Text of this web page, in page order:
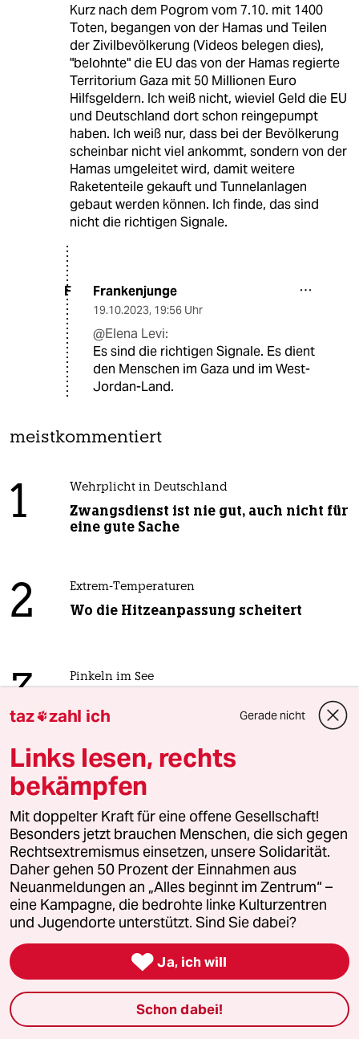
Kurz nach dem Pogrom vom 7.10. mit 1400
Toten, begangen von der Hamas und Teilen
der Zivilbevölkerung (Videos belegen dies),
"belohnte" die EU das von der Hamas regierte
Territorium Gaza mit 50 Millionen Euro
Hilfsgeldern. Ich weiß nicht, wieviel Geld die EU
und Deutschland dort schon reingepumpt
haben. Ich weiß nur, dass bei der Bevölkerung
scheinbar nicht viel ankommt, sondern von der
Hamas umgeleitet wird, damit weitere
Raketenteile gekauft und Tunnelanlagen
gebaut werden können. Ich finde, das sind
nicht die richtigen Signale.
F Frankenjunge
19.10.2023, 19:56 Uhr
@Elena Levi:
Es sind die richtigen Signale. Es dient
den Menschen im Gaza und im West-
Jordan-Land.
meistkommentiert
1 Wehrplicht in Deutschland
Zwangsdienst ist nie gut, auch nicht für
eine gute Sache
2 Extrem-Temperaturen
Wo die Hitzeanpassung scheitert
3 Pinkeln im See
4 Krise der Demokratie
AfD-Wählen als Triebabfuhr
5 Teuer, unökologisch und krankmachend?
Sind Klimaanlagen böse?
6 Bedrohung der liberalen Demokratie
Macht es bum in Sachsen-Anhalt?
taz zahl ich Gerade nicht
Links lesen, rechts
bekämpfen
Mit doppelter Kraft für eine offene Gesellschaft!
Besonders jetzt brauchen Menschen, die sich gegen
Rechtsextremismus einsetzen, unsere Solidarität.
Daher gehen 50 Prozent der Einnahmen aus
Neuanmeldungen an „Alles beginnt im Zentrum“ –
eine Kampagne, die bedrohte linke Kulturzentren
und Jugendorte unterstützt. Sind Sie dabei?
 Ja, ich will
Schon dabei!